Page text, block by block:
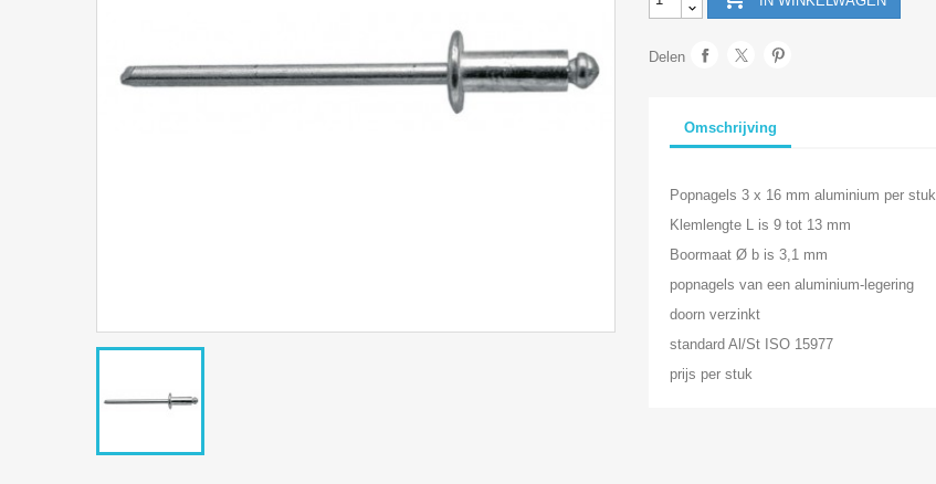
Delen
Omschrijving
Popnagels 3 x 16 mm aluminium per stuk
Klemlengte L is 9 tot 13 mm
Boormaat Ø b is 3,1 mm
popnagels van een aluminium-legering
doorn verzinkt
standard Al/St ISO 15977
prijs per stuk